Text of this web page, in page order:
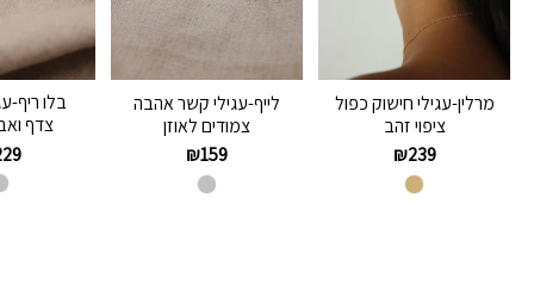
מרלין-עגילי חישוק כפול
ציפוי זהב
₪239
לייף-עגילי קשר אהבה
צמודים לאוזן
₪159
בלו ריף-
צדף